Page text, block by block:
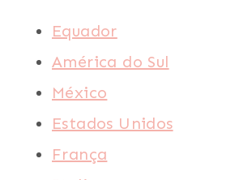
Equador
América do Sul
México
Estados Unidos
França